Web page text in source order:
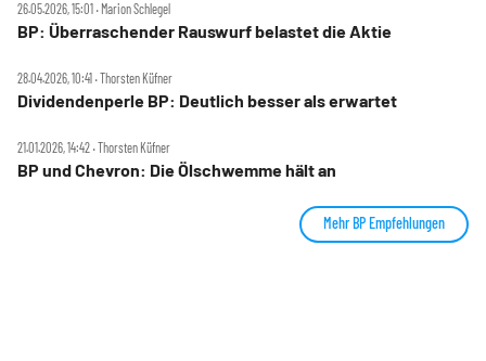
26.05.2026, 15:01 ‧ Marion Schlegel
BP: Überraschender Rauswurf belastet die Aktie
28.04.2026, 10:41 ‧ Thorsten Küfner
Dividendenperle BP: Deutlich besser als erwartet
21.01.2026, 14:42 ‧ Thorsten Küfner
BP und Chevron: Die Ölschwemme hält an
Mehr BP Empfehlungen